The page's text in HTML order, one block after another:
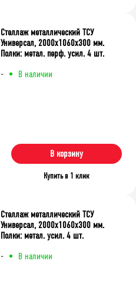
- В наличии
Стеллаж металлический ТСУ
Универсал, 2000x1060x300 мм.
Полки: метал. перф. усил. 4 шт.
В корзину
Купить в 1 клик
- В наличии
Стеллаж металлический ТСУ
Универсал, 2000x1060x300 мм.
Полки: метал. усил. 4 шт.